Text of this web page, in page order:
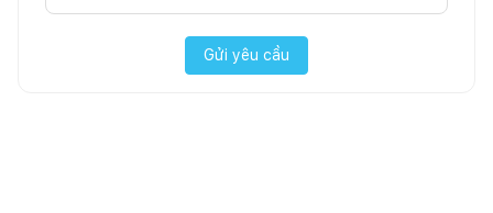
Gửi yêu cầu